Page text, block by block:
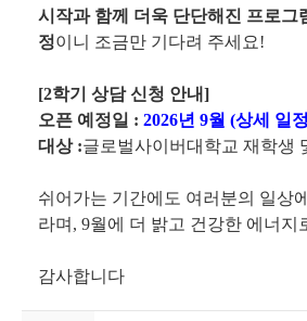
시작과 함께 더욱 단단해진 프로그
정이니 조금만 기다려 주세요!
[2학기 상담 신청 안내]
오픈 예정일 : 2026년 9월 (상세 일
대상 :글로벌사이버대학교 재학생
쉬어가는 기간에도 여러분의 일상
라며, 9월에 더 밝고 건강한 에너지
감사합니다